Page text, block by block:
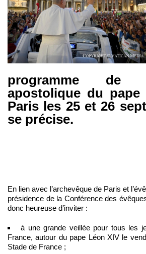
programme
apostolique du pape
Paris les 25 et 26
se précise.
En lien avec l’archevêque de Paris et
présidence de la Conférence des
donc heureuse d’inviter :
à une grande veillée pour tous les
France, autour du pape Léon XIV le
Stade de France ;